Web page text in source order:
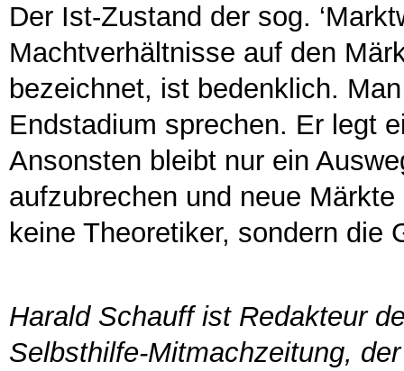
Der Ist-Zustand der sog.
Machtverhältnisse auf den
bezeichnet, ist bedenklich.
Endstadium sprechen. Er legt
Ansonsten bleibt nur ein
aufzubrechen und neue
keine Theoretiker, sondern die
Harald Schauff ist Redakteur
Selbsthilfe-Mitmachzeitung,